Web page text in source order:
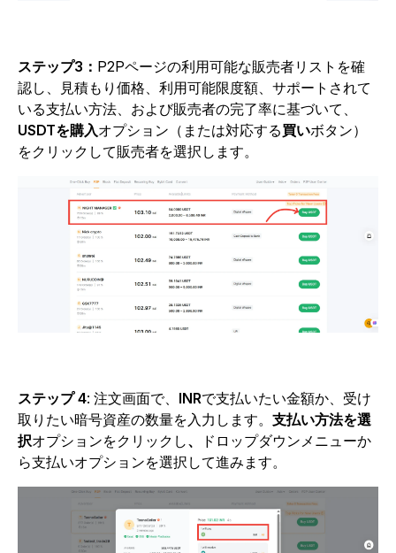
ステップ3： P2Pページの利用可能な販売者リストを確
認し、見積もり価格、利用可能限度額、サポートされて
いる支払い方法、および販売者の完了率に基づいて、
USDTを購入オプション（または対応する買いボタン）
をクリックして販売者を選択します。
ステップ 4: 注文画面で、 INRで支払いたい金額か、受け
取りたい暗号資産の数量を入力します。 支払い方法を選
択オプションをクリックし、
ドロップダウンメニューか
ら支払いオプションを選択して進みます。